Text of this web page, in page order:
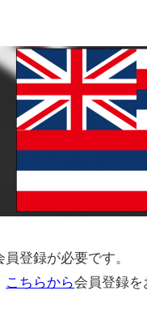
登録が必要です。
こちらから会員登録を